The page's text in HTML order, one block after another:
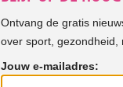
Ontvang de gratis
over sport, gezondheid,
Jouw e-mailadres: